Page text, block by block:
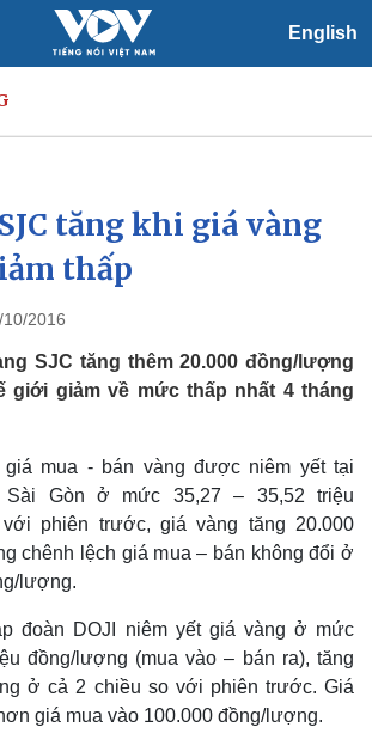
English
Xã hội
Dự báo thời tiết
Việc làm
Biển đảo
tăng khi giá vàng
thấp
2016
SJC tăng thêm 20.000 đồng/lượng
giới giảm về mức thấp nhất 4 tháng
giá mua - bán vàng được niêm yết tại
Gòn ở mức 35,27 – 35,52 triệu
phiên trước, giá vàng tăng 20.000
chênh lệch giá mua – bán không đổi ở
lượng.
đoàn DOJI niêm yết giá vàng ở mức
đồng/lượng (mua vào – bán ra), tăng
ở cả 2 chiều so với phiên trước. Giá
giá mua vào 100.000 đồng/lượng.